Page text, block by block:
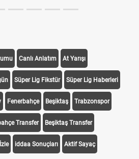
Canlı Anlatım At Yarışı
Süper Lig Fikstür Süper Lig Haberleri
Fenerbahçe Beşiktaş Trabzonspor
Transfer Beşiktaş Transfer
iddaa Sonuçları Aktif Sayaç